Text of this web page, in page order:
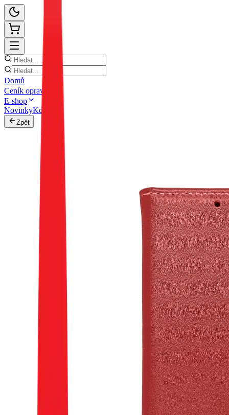
Domů
Ceník oprav
E-shop
NovinkyKontakt
Zpět